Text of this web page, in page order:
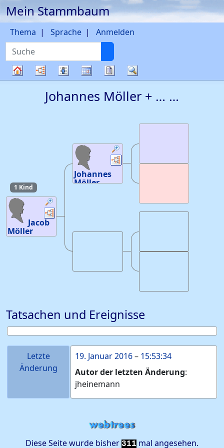
Weiter zu Hauptseite
Mein Stammbaum
Suche
Thema Sprache Anmelden
Diagramme
Listen KalenderBerichte
Johannes Möller + … …
1 Kind
Verknüpfungen
Verknüpfungen
Jacob
Möller
Geburt:Mai
Verknüpfungen
Verknüpfungen
Johannes
Möller
Tatsachen und Ereignisse
Letzte
Änderung
19. Januar 2016– 15:53:34
Autor der letzten Änderung:
jheinemann
Diese Seite wurde bisher 311 mal angesehen.